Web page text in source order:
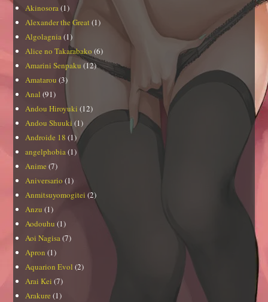
Akinosora(1)
Alexander the Great(1)
Algolagnia(1)
Alice no Takarabako (6)
Amarini Senpaku (12)
Amatarou (3)
Anal (91)
Andou Hiroyuki (12)
Andou Shuuki (1)
Androide 18 (1)
angelphobia(1)
Anime (7)
Aniversario (1)
Anmitsuyomogitei (2)
Anzu (1)
Aodouhu (1)
Aoi Nagisa(7)
Apron (1)
Aquarion Evol (2)
Arai Kei (7)
Arakure (1)